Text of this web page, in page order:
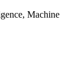
Machine